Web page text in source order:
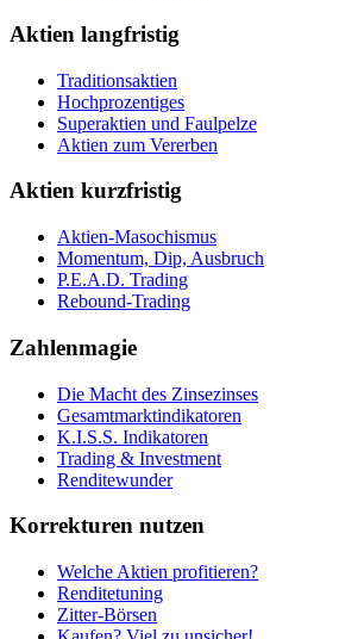
Aktien langfristig
Traditionsaktien
Hochprozentiges
Superaktien und Faulpelze
Aktien zum Vererben
Aktien kurzfristig
Aktien-Masochismus
Momentum, Dip, Ausbruch
P.E.A.D. Trading
Rebound-Trading
Zahlenmagie
Die Macht des Zinsezinses
Gesamtmarktindikatoren
K.I.S.S. Indikatoren
Trading & Investment
Renditewunder
Korrekturen nutzen
Welche Aktien profitieren?
Renditetuning
Zitter-Börsen